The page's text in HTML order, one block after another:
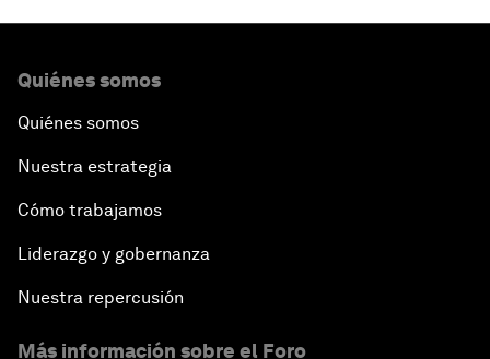
Quiénes somos
Quiénes somos
Nuestra estrategia
Cómo trabajamos
Liderazgo y gobernanza
Nuestra repercusión
Más información sobre el Foro